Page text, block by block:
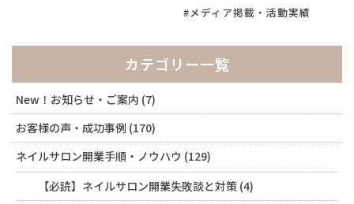
#メディア掲載・活動実績
カテゴリー一覧
New！お知らせ・ご案内 (7)
お客様の声・成功事例 (170)
ネイルサロン開業手順・ノウハウ (129)
【必読】ネイルサロン開業失敗談と対策 (4)